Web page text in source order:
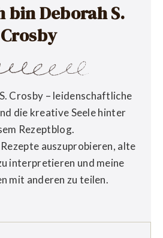
bin Deborah S.
Crosby
Crosby – leidenschaftliche
die kreative Seele hinter
Rezeptblog.
Rezepte auszuprobieren, alte
interpretieren und meine
mit anderen zu teilen.